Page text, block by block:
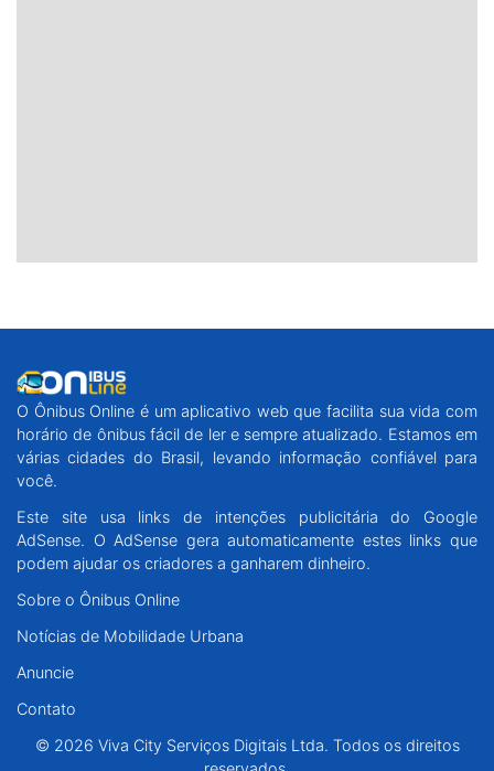
O Ônibus Online é um aplicativo web que facilita sua vida com
horário de ônibus fácil de ler e sempre atualizado. Estamos em
várias cidades do Brasil, levando informação confiável para
você.
Este site usa links de intenções publicitária do Google
AdSense. O AdSense gera automaticamente estes links que
podem ajudar os criadores a ganharem dinheiro.
Sobre o Ônibus Online
Notícias de Mobilidade Urbana
Anuncie
Contato
© 2026 Viva City Serviços Digitais Ltda. Todos os direitos